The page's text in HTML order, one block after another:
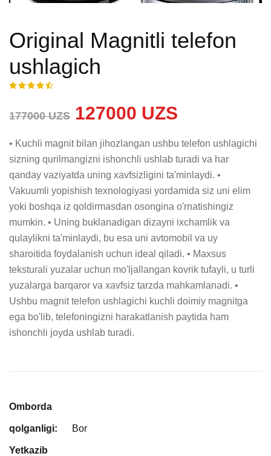
Original Magnitli telefon
ushlagich
177000 UZS 127000 UZS
• Kuchli magnit bilan jihozlangan ushbu telefon ushlagichi
sizning qurilmangizni ishonchli ushlab turadi va har
qanday vaziyatda uning xavfsizligini ta'minlaydi. •
Vakuumli yopishish texnologiyasi yordamida siz uni elim
yoki boshqa iz qoldirmasdan osongina o'rnatishingiz
mumkin. • Uning buklanadigan dizayni ixchamlik va
qulaylikni ta'minlaydi, bu esa uni avtomobil va uy
sharoitida foydalanish uchun ideal qiladi. • Maxsus
teksturali yuzalar uchun mo'ljallangan kovrik tufayli, u turli
yuzalarga barqaror va xavfsiz tarzda mahkamlanadi. •
Ushbu magnit telefon ushlagichi kuchli doimiy magnitga
ega bo'lib, telefoningizni harakatlanish paytida ham
ishonchli joyda ushlab turadi.
Omborda
qolganligi: Bor
Yetkazib